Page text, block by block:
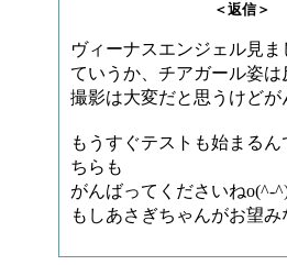
＜返信＞ しがない
ヴィーナスエンジェル見
ていうか、チアガール姿
撮影は大変だと思うけど
もうすぐテストも始まる
ちらも
がんばってくださいねo(^-
もしあさぎちゃんがお望